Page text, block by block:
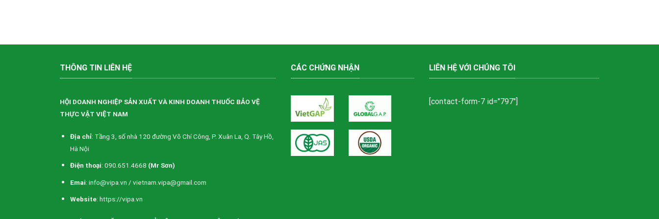
THÔNG TIN LIÊN HỆ
HỘI DOANH NGHIỆP SẢN XUẤT VÀ KINH DOANH THUỐC BẢO VỆ
THỰC VẬT VIỆT NAM
Địa chỉ: Tầng 3, số nhà 120 đường Võ Chí Công, P. Xuân La, Q. Tây Hồ,
Hà Nội
Điện thoại: 090.651.4668 (Mr Sơn)
Emai: info@vipa.vn / vietnam.vipa@gmail.com
Website: https://vipa.vn
CÁC CHỨNG NHẬN LIÊN HỆ VỚI CHÚNG TÔI
[contact-form-7 id="797"]